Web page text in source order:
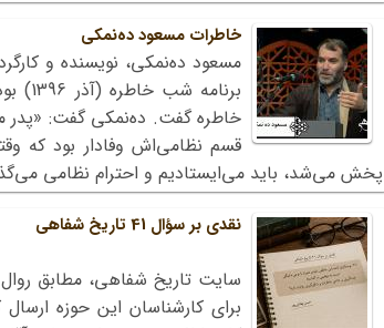
خاطرات مسعود ده‌نمکی
مسعود ده‌نمکی، نویسنده و
خاطره گفت. ده‌نمکی گفت: «پدر
قسم نظامی‌اش وفادار بود که
پخش می‌شد، باید می‌ایستادیم و احترام نظامی
نقدی بر سؤال 41 تاریخ شفاهی